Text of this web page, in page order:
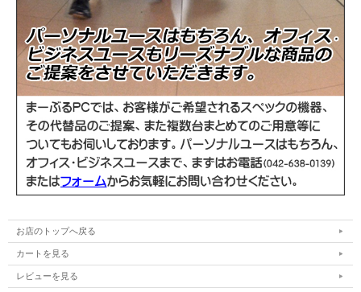
お店のトップへ戻る
カートを見る
レビューを見る